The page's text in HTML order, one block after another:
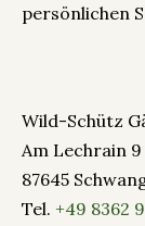
persönlichen
Wild-Schütz
Am Lechrain 9
87645
Tel. +49 8362